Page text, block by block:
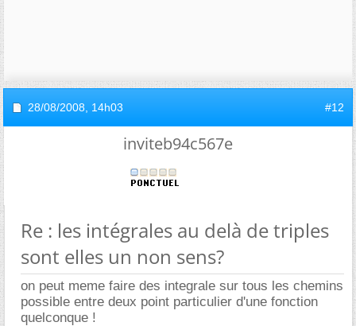
28/08/2008, 14h03 #12
inviteb94c567e
Re : les intégrales au delà de triples
sont elles un non sens?
on peut meme faire des integrale sur tous les chemins
possible entre deux point particulier d'une fonction
quelconque !